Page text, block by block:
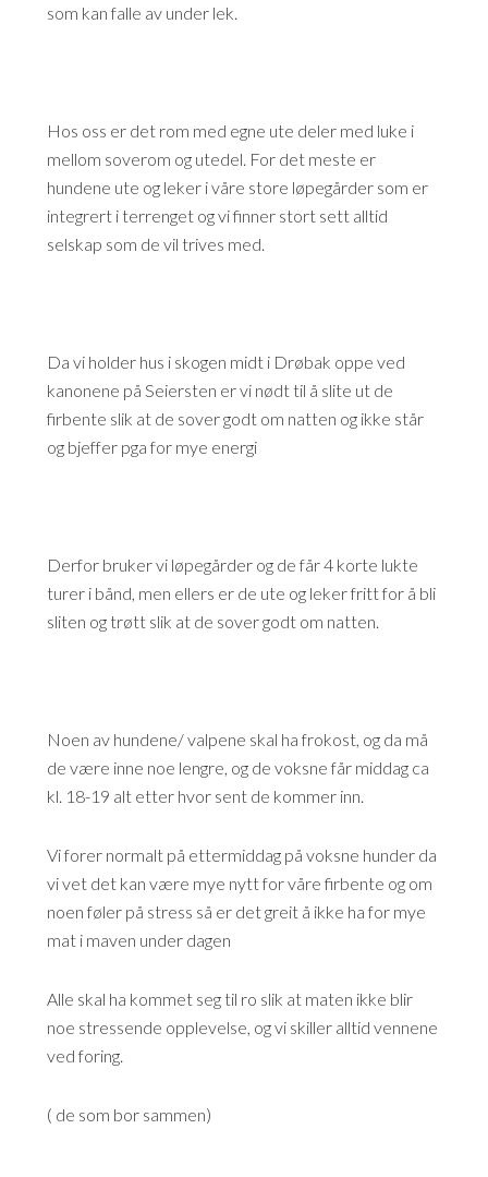
som kan falle av under lek.
Hos oss er det rom med egne ute deler med luke i
mellom soverom og utedel. For det meste er
hundene ute og leker i våre store løpegårder som er
integrert i terrenget og vi finner stort sett alltid
selskap som de vil trives med.
Da vi holder hus i skogen midt i Drøbak oppe ved
kanonene på Seiersten er vi nødt til å slite ut de
firbente slik at de sover godt om natten og ikke står
og bjeffer pga for mye energi
Derfor bruker vi løpegårder og de får 4 korte lukte
turer i bånd, men ellers er de ute og leker fritt for å bli
sliten og trøtt slik at de sover godt om natten.
Noen av hundene/ valpene skal ha frokost, og da må
de være inne noe lengre, og de voksne får middag ca
kl. 18-19 alt etter hvor sent de kommer inn.
Vi forer normalt på ettermiddag på voksne hunder da
vi vet det kan være mye nytt for våre firbente og om
noen føler på stress så er det greit å ikke ha for mye
mat i maven under dagen
Alle skal ha kommet seg til ro slik at maten ikke blir
noe stressende opplevelse, og vi skiller alltid vennene
ved foring.
( de som bor sammen)